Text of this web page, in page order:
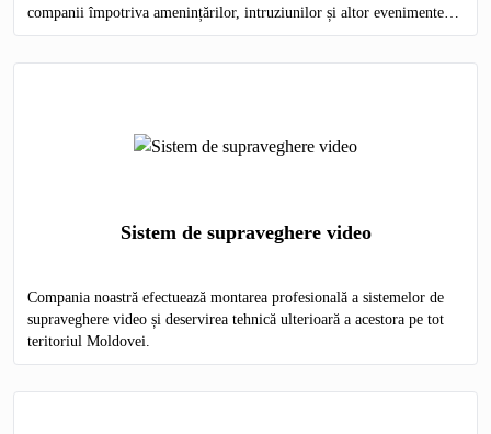
companii împotriva amenințărilor, intruziunilor și altor evenimente
nedorite.
Sistem de supraveghere video
Compania noastră efectuează montarea profesională a sistemelor de
supraveghere video și deservirea tehnică ulterioară a acestora pe tot
teritoriul Moldovei.